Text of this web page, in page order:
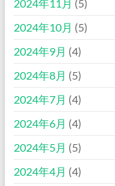
2024年11月 (5)
2024年10月 (5)
2024年9月 (4)
2024年8月 (5)
2024年7月 (4)
2024年6月 (4)
2024年5月 (5)
2024年4月 (4)